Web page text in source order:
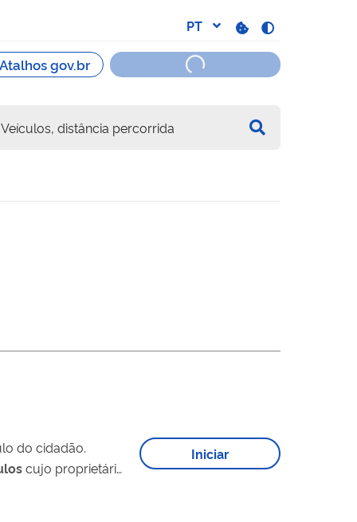
do cidadão.
cujo proprietário
Iniciar